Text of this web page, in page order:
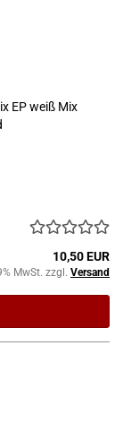
EP weiß Mix
10,50 EUR
MwSt. zzgl. Versand